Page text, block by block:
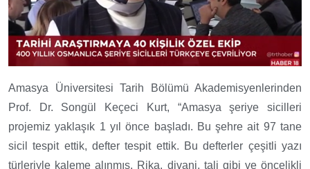
Amasya Üniversitesi Tarih Bölümü Akademisyenlerinden
Prof. Dr. Songül Keçeci Kurt, “Amasya şeriye sicilleri
projemiz yaklaşık 1 yıl önce başladı. Bu şehre ait 97 tane
sicil tespit ettik, defter tespit ettik. Bu defterler çeşitli yazı
türleriyle kaleme alınmış. Rika, divani, tali gibi ve öncelikli